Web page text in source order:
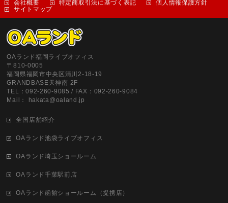
会社概要
特定商取引法に基づく表記
個人情報保護方針
サイトマップ
OAランド福岡ライブオフィス
〒810-0005
福岡県福岡市中央区清川2-18-19
GRANDBASE天神南 2F
TEL：092-260-9085 / FAX：092-260-9084
Mail： hakata@oaland.jp
全国店舗紹介
OAランド池袋ライブオフィス
OAランド埼玉ショールーム
OAランド千葉駅前店
OAランド函館ショールーム（提携店）